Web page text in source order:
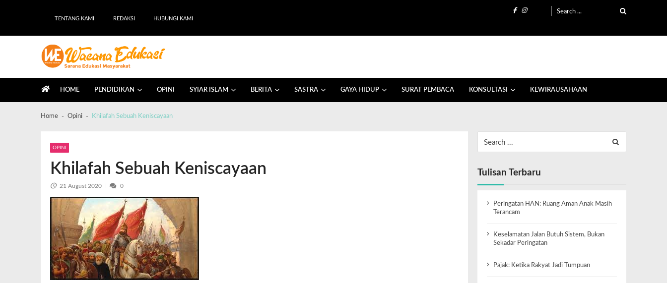
TENTANG KAMI REDAKSI HUBUNGI KAMI
HOME PENDIDIKAN OPINI SYIAR ISLAM BERITA SASTRA GAYA HIDUP SURAT PEMBACA KONSULTASI KEWIRAUSAHAAN
Home Opini Khilafah Sebuah Keniscayaan
OPINI
Khilafah Sebuah Keniscayaan
21 August 2020 0
Tulisan Terbaru
Peringatan HAN: Ruang Aman Anak Masih
Terancam
Keselamatan Jalan Butuh Sistem, Bukan
Sekadar Peringatan
Pajak: Ketika Rakyat Jadi Tumpuan